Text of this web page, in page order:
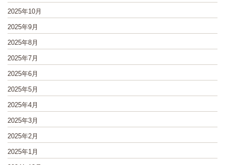
2025年10月
2025年9月
2025年8月
2025年7月
2025年6月
2025年5月
2025年4月
2025年3月
2025年2月
2025年1月